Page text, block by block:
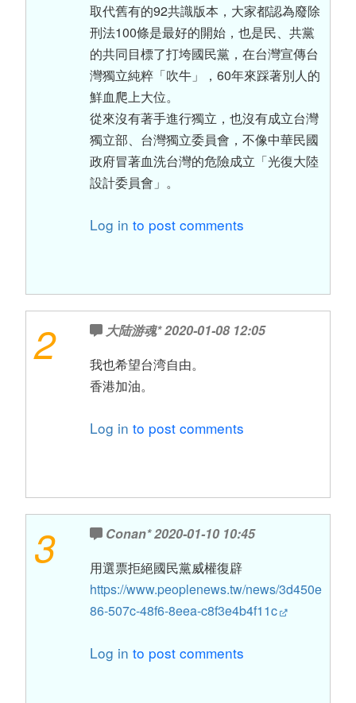
取代舊有的92共識版本，大家都認為廢除
刑法100條是最好的開始，也是民、共黨
的共同目標了打垮國民黨，在台灣宣傳台
灣獨立純粹「吹牛」，60年來踩著別人的
鮮血爬上大位。
從來沒有著手進行獨立，也沒有成立台灣
獨立部、台灣獨立委員會，不像中華民國
政府冒著血洗台灣的危險成立「光復大陸
設計委員會」。
Log in to post comments
2 大陆游魂*2020-01-08 12:05
我也希望台湾自由。
香港加油。
Log in to post comments
3 Conan*2020-01-10 10:45
用選票拒絕國民黨威權復辟
https://www.peoplenews.tw/news/3d450e
86-507c-48f6-8eea-c8f3e4b4f11c
Log in to post comments